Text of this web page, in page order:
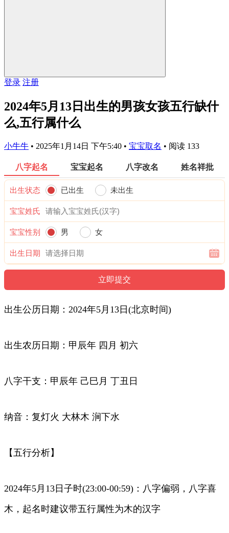
登录 注册
2024年5月13日出生的男孩女孩五行缺什
么,五行属什么
小牛牛 • 2025年1月14日 下午5:40 • 宝宝取名 • 阅读 133
八字起名 宝宝起名 八字改名 姓名祥批
出生状态 已出生 未出生
宝宝姓氏
宝宝性别 男 女
出生日期
出生公历日期：2024年5月13日(北京时间)
出生农历日期：甲辰年 四月 初六
八字干支：甲辰年 己巳月 丁丑日
纳音：复灯火 大林木 涧下水
【五行分析】
2024年5月13日子时(23:00-00:59)：八字偏弱，八字喜
木，起名时建议带五行属性为木的汉字